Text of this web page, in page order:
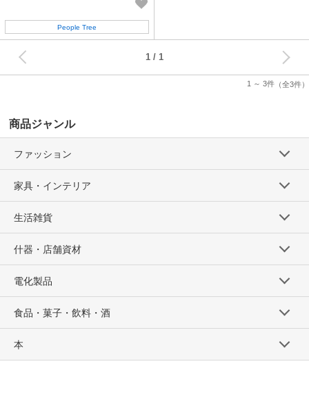
People Tree
1 ～ 3件 （全3件）
1
商品ジャンル
ファッション
家具・インテリア
生活雑貨
什器・店舗資材
電化製品
食品・菓子・飲料・酒
本